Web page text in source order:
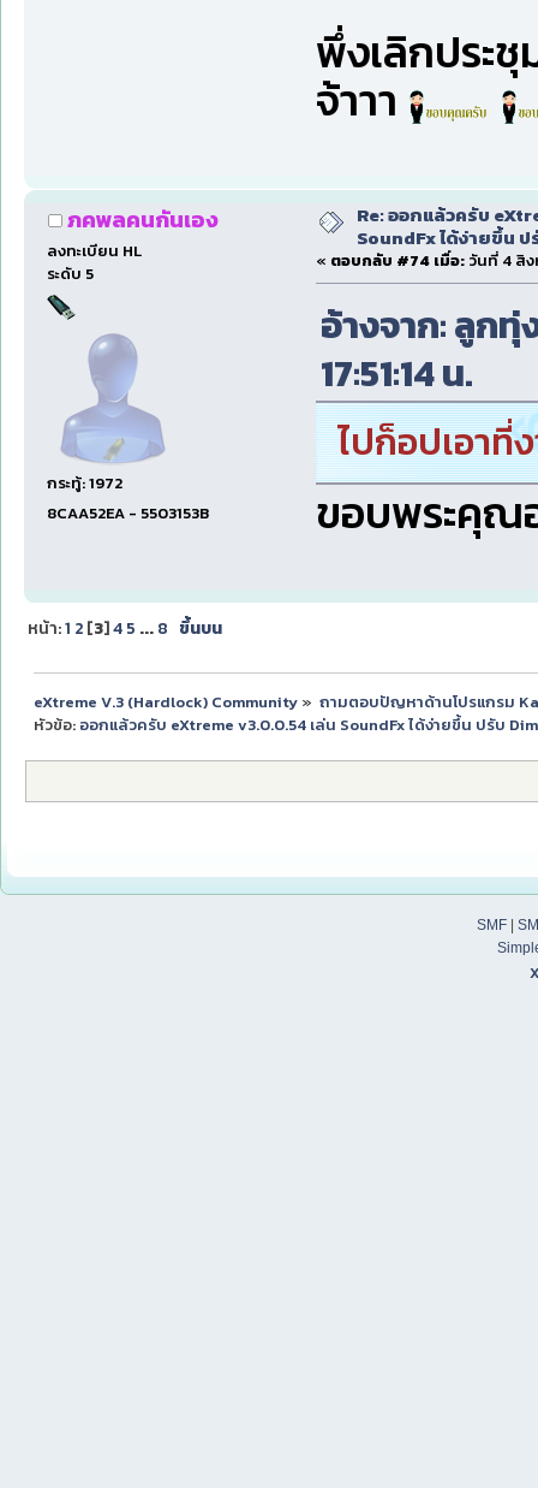
พึ่งเลิกประชุ
จ้าาา
ภคพลคนกันเอง
ลงทะเบียน HL
ระดับ 5
กระทู้: 1972
8CAA52EA - 5503153B
Re: ออกแล้วครับ
SoundFx ได้ง่ายขึ้น
« ตอบกลับ #74 เมื่อ: วันที่ 4 สิ
อ้างจาก: ลูก
17:51:14 น.
ไปก็อปเอาที่
ขอบพระคุณ
หน้า:1 2[3]4 5 ... 8 ขึ้นบน
eXtreme V.3 (Hardlock) Community» ถามตอบปัญหาด้านโปรแกรม
หัวข้อ: ออกแล้วครับ eXtreme v3.0.0.54 เล่น SoundFx ได้ง่ายขึ้น ปรับ
SMF|